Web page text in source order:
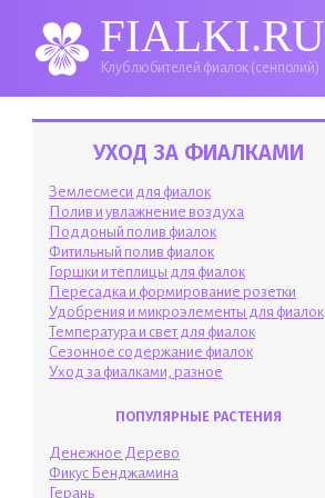
FIALKI.RU
Клуб любителей фиалок (сенполий)
УХОД ЗА ФИАЛКАМИ
Землесмеси для фиалок
Полив и увлажнение воздуха
Поддоный полив фиалок
Фитильный полив фиалок
Горшки и теплицы для фиалок
Пересадка и формирование розетки
Удобрения и микроэлементы для фиалок
Температура и свет для фиалок
Сезонное содержание фиалок
Уход за фиалками, разное
ПОПУЛЯРНЫЕ РАСТЕНИЯ
Денежное Дерево
Фикус Бенджамина
Герань